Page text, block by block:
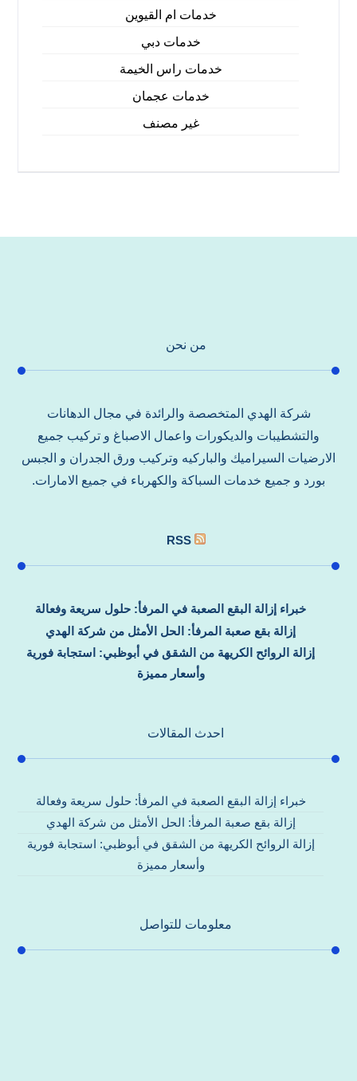
خدمات ام القيوين
خدمات دبي
خدمات راس الخيمة
خدمات عجمان
غير مصنف
من نحن
شركة الهدي المتخصصة والرائدة في مجال الدهانات
والتشطيبات والديكورات واعمال الاصباغ و تركيب جميع
الارضيات السيراميك والباركيه وتركيب ورق الجدران و الجبس
بورد و جميع خدمات السباكة والكهرباء في جميع الامارات.
RSS
خبراء إزالة البقع الصعبة في المرفأ: حلول سريعة وفعالة
إزالة بقع صعبة المرفأ: الحل الأمثل من شركة الهدي
إزالة الروائح الكريهة من الشقق في أبوظبي: استجابة فورية
وأسعار مميزة
احدث المقالات
خبراء إزالة البقع الصعبة في المرفأ: حلول سريعة وفعالة
إزالة بقع صعبة المرفأ: الحل الأمثل من شركة الهدي
إزالة الروائح الكريهة من الشقق في أبوظبي: استجابة فورية
وأسعار مميزة
معلومات للتواصل